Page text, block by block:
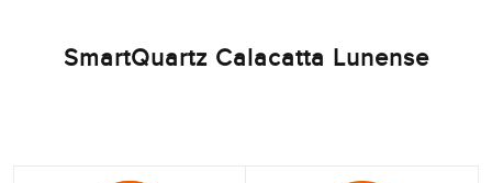
SmartQuartz Calacatta Lunense